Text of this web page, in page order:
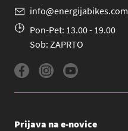
info@energijabikes.com
Pon-Pet: 13.00 - 19.00
Sob: ZAPRTO
Prijava na e-novice